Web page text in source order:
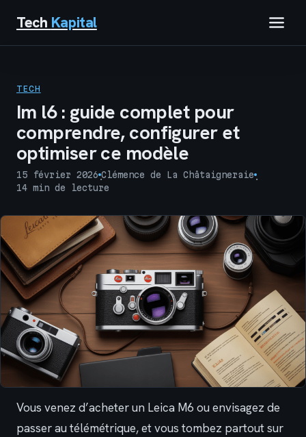
Tech Kapital
BUSINESS
MARKETING
TECH
Im l6 : guide complet pour
comprendre, configurer et
optimiser ce modèle
15 février 2026
·
Clémence de La Châtaigneraie
·
14 min de lecture
Vous venez d’acheter un Leica M6 ou envisagez de
passer au télémétrique, et vous tombez partout sur